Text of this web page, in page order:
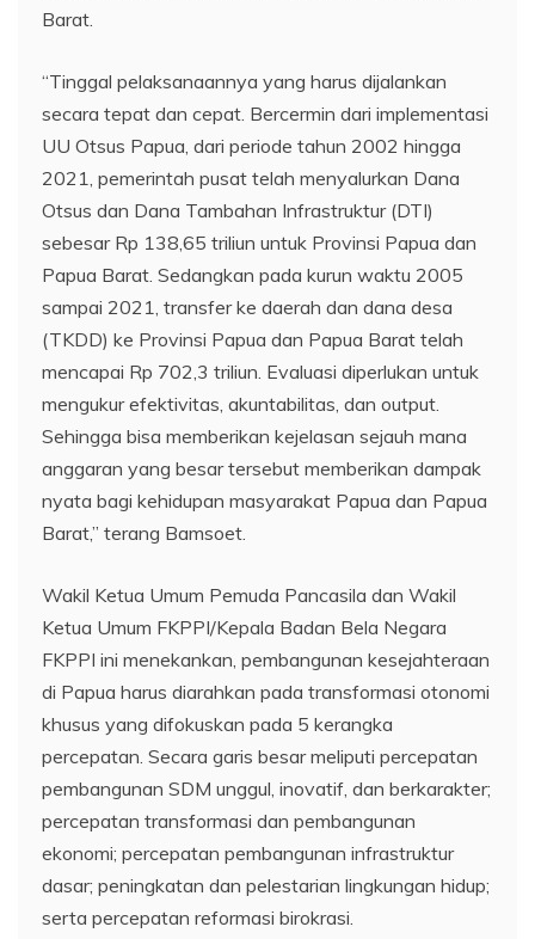
Barat.
“Tinggal pelaksanaannya yang harus dijalankan
secara tepat dan cepat. Bercermin dari implementasi
UU Otsus Papua, dari periode tahun 2002 hingga
2021, pemerintah pusat telah menyalurkan Dana
Otsus dan Dana Tambahan Infrastruktur (DTI)
sebesar Rp 138,65 triliun untuk Provinsi Papua dan
Papua Barat. Sedangkan pada kurun waktu 2005
sampai 2021, transfer ke daerah dan dana desa
(TKDD) ke Provinsi Papua dan Papua Barat telah
mencapai Rp 702,3 triliun. Evaluasi diperlukan untuk
mengukur efektivitas, akuntabilitas, dan output.
Sehingga bisa memberikan kejelasan sejauh mana
anggaran yang besar tersebut memberikan dampak
nyata bagi kehidupan masyarakat Papua dan Papua
Barat,” terang Bamsoet.
Wakil Ketua Umum Pemuda Pancasila dan Wakil
Ketua Umum FKPPI/Kepala Badan Bela Negara
FKPPI ini menekankan, pembangunan kesejahteraan
di Papua harus diarahkan pada transformasi otonomi
khusus yang difokuskan pada 5 kerangka
percepatan. Secara garis besar meliputi percepatan
pembangunan SDM unggul, inovatif, dan berkarakter;
percepatan transformasi dan pembangunan
ekonomi; percepatan pembangunan infrastruktur
dasar; peningkatan dan pelestarian lingkungan hidup;
serta percepatan reformasi birokrasi.